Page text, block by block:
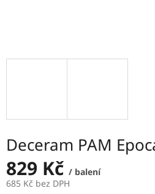
Deceram PAM
829 Kč / balení
685 Kč bez DPH